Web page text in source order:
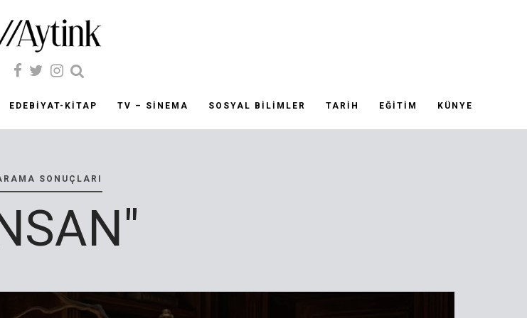
EDEBIYAT-KITAP TV – SINEMA SOSYAL BILIMLER TARIH EĞITIM KÜNYE
SONUÇLARI